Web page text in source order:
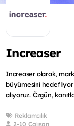
Increaser
Increaser olarak,
büyümesini
alıyoruz. Özgün,
Reklamcılık
2-10 Çalışan